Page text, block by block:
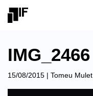
IMG_2466
15/08/2015 | Tomeu Mulet